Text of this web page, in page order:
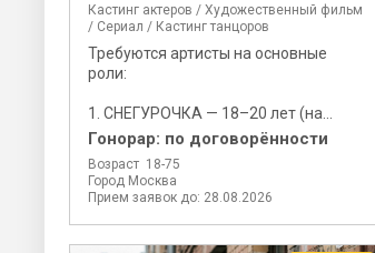
Кастинг актеров / Художественный фильм
/ Сериал / Кастинг танцоров
Требуются артисты на основные
роли:
1. СНЕГУРОЧКА — 18–20 лет (на...
Гонорар: по договорённости
Возраст 18-75
Город Москва
Прием заявок до: 28.08.2026